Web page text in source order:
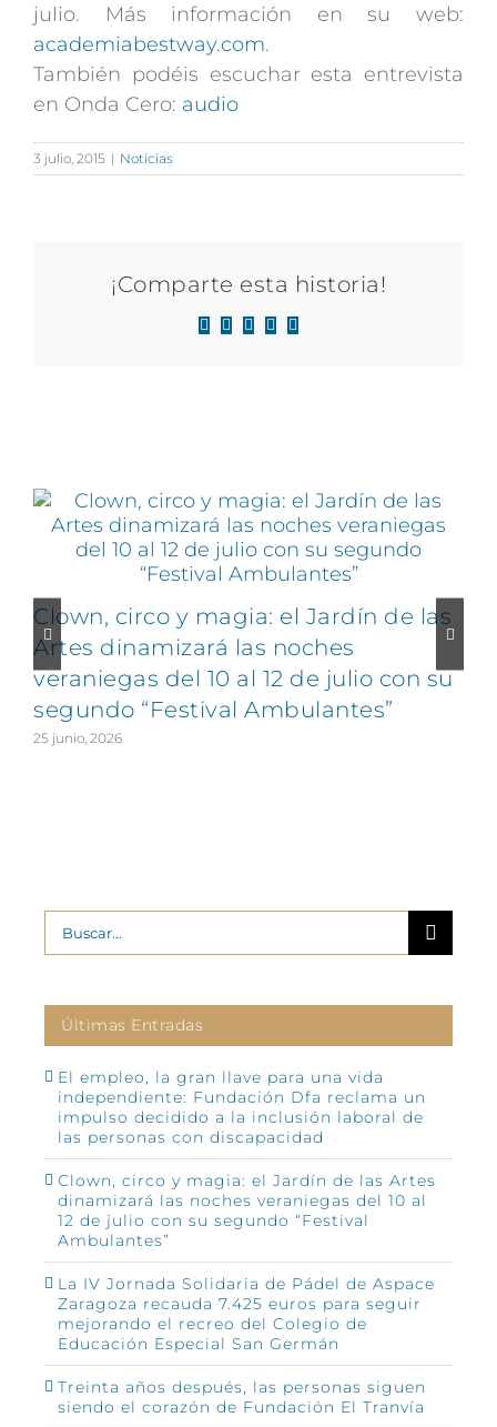
julio. Más información en su web:
academiabestway.com.
También podéis escuchar esta entrevista
en Onda Cero: audio
3 julio, 2015 | Noticias
¡Comparte esta historia!
Facebook
X LinkedIn
WhatsApp
Correo
Clown, circo y magia: el Jardín de las
Artes dinamizará las noches
veraniegas del 10 al 12 de julio con su
segundo “Festival Ambulantes”
25 junio, 2026
Buscar:
Últimas Entradas
El empleo, la gran llave para una vida
independiente: Fundación Dfa reclama un
impulso decidido a la inclusión laboral de
las personas con discapacidad
Clown, circo y magia: el Jardín de las Artes
dinamizará las noches veraniegas del 10 al
12 de julio con su segundo “Festival
Ambulantes”
La IV Jornada Solidaria de Pádel de Aspace
Zaragoza recauda 7.425 euros para seguir
mejorando el recreo del Colegio de
Educación Especial San Germán
Treinta años después, las personas siguen
siendo el corazón de Fundación El Tranvía